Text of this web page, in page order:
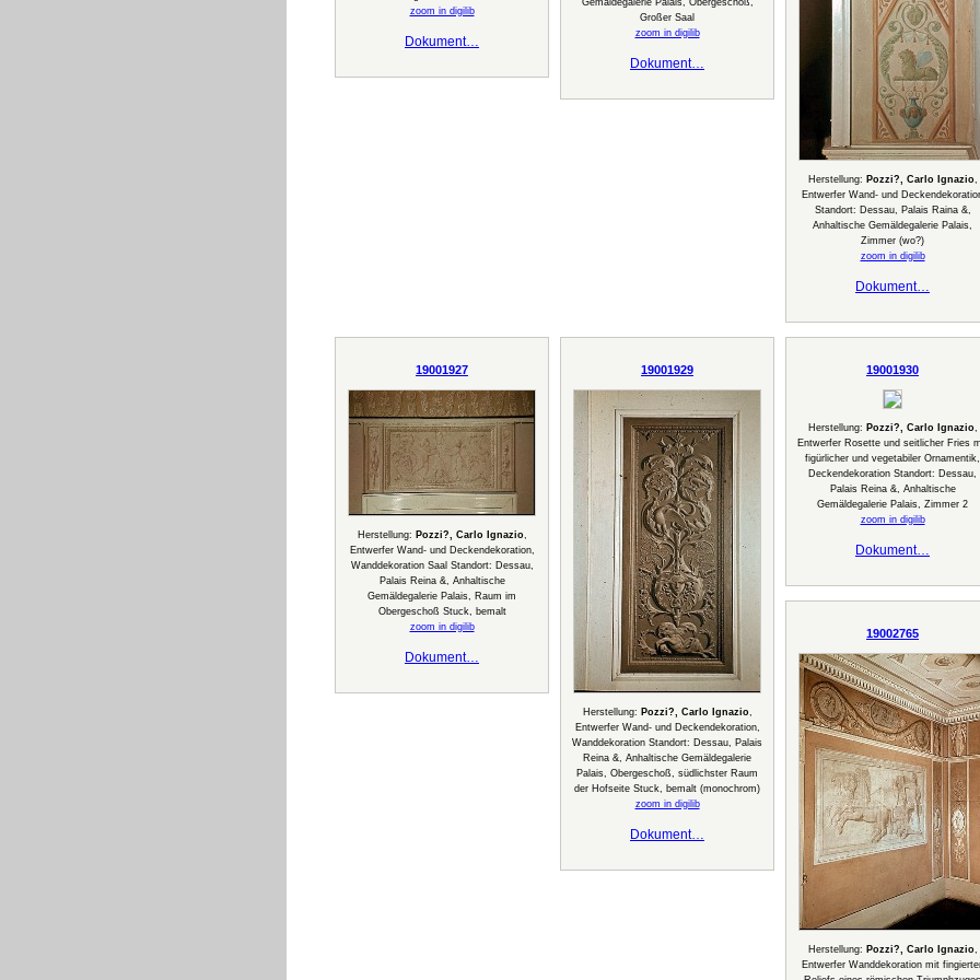
zoom in digilib
Dokument…
Gemäldegalerie Palais, Obergeschoß,
Großer Saal
zoom in digilib
Dokument…
Herstellung: Pozzi?, Carlo Ignazio,
Entwerfer Wand- und
Standort: Dessau, Palais Raina &,
Anhaltische Gemäldegalerie Palais,
Zimmer (wo?)
zoom in digilib
Dokument…
19001927
Herstellung: Pozzi?, Carlo Ignazio,
Entwerfer Wand- und Deckendekoration,
Wanddekoration Saal Standort: Dessau,
Palais Reina &, Anhaltische
Gemäldegalerie Palais, Raum im
Obergeschoß Stuck, bemalt
zoom in digilib
Dokument…
19001929
Herstellung: Pozzi?, Carlo Ignazio,
Entwerfer Wand- und Deckendekoration,
Wanddekoration Standort: Dessau, Palais
Reina &, Anhaltische Gemäldegalerie
Palais, Obergeschoß, südlichster Raum
der Hofseite Stuck, bemalt (monochrom)
zoom in digilib
Dokument…
19001930
Herstellung: Pozzi?, Carlo Ignazio,
Entwerfer Rosette und seitlicher Fries
figürlicher und vegetabiler Ornamentik,
Deckendekoration Standort: Dessau,
Palais Reina &, Anhaltische
Gemäldegalerie Palais, Zimmer 2
zoom in digilib
Dokument…
19002765
Herstellung: Pozzi?, Carlo Ignazio,
Entwerfer Wanddekoration mit